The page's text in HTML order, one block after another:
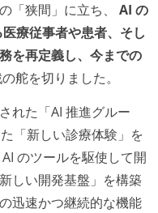
「狭間」に立ち、 AI の
療従事者や患者、そし
を再定義し、今までの
舵を切りました。
れた「AI 推進グルー
「新しい診療体験」を
のツールを駆使して開
しい開発基盤」を構築
迅速かつ継続的な機能